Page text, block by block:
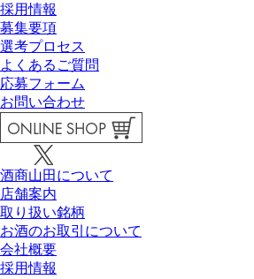
採用情報
募集要項
選考プロセス
よくあるご質問
応募フォーム
お問い合わせ
酒商山田について
店舗案内
取り扱い銘柄
お酒のお取引について
会社概要
採用情報